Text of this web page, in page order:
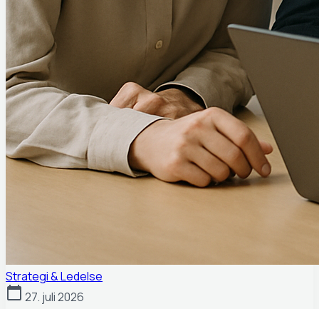
Strategi & Ledelse
calendar_today 27. juli 2026